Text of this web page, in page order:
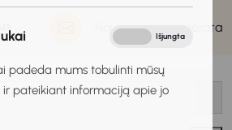
Išjungta
padeda mums tobulinti mūsų
ir pateikiant informaciją apie jo
Naujienų prenumerata